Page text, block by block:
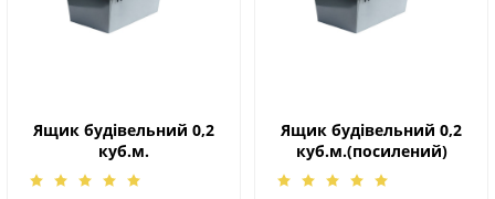
Ящик будівельний 0,2
куб.м.
Ящик будівельний 0,2
куб.м.(посилений)